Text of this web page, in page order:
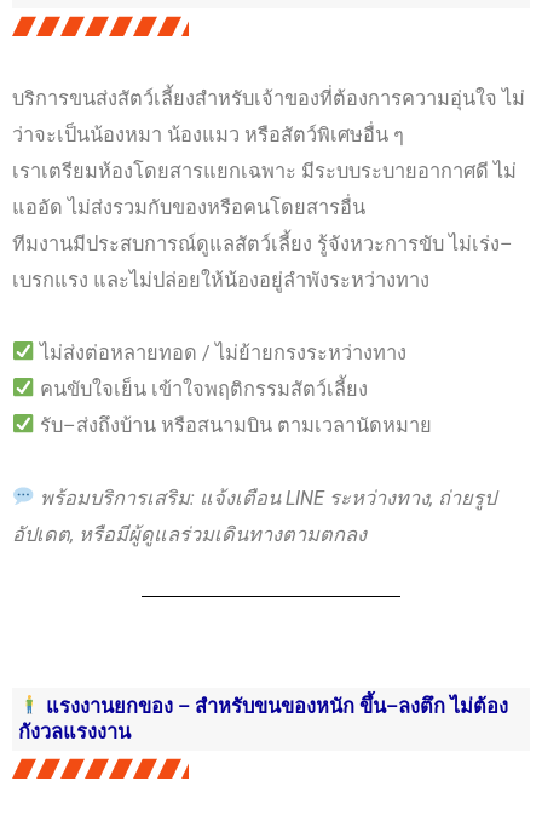
บริการขนส่งสัตว์เลี้ยงสำหรับเจ้าของที่ต้องการความอุ่นใจ ไม่
ว่าจะเป็นน้องหมา น้องแมว หรือสัตว์พิเศษอื่น ๆ
เราเตรียมห้องโดยสารแยกเฉพาะ มีระบบระบายอากาศดี ไม่
แออัด ไม่ส่งรวมกับของหรือคนโดยสารอื่น
ทีมงานมีประสบการณ์ดูแลสัตว์เลี้ยง รู้จังหวะการขับ ไม่เร่ง–
เบรกแรง และไม่ปล่อยให้น้องอยู่ลำพังระหว่างทาง
ไม่ส่งต่อหลายทอด / ไม่ย้ายกรงระหว่างทาง
คนขับใจเย็น เข้าใจพฤติกรรมสัตว์เลี้ยง
รับ–ส่งถึงบ้าน หรือสนามบิน ตามเวลานัดหมาย
พร้อมบริการเสริม: แจ้งเตือน LINE ระหว่างทาง, ถ่ายรูป
อัปเดต, หรือมีผู้ดูแลร่วมเดินทางตามตกลง
แรงงานยกของ – สำหรับขนของหนัก ขึ้น–ลงตึก ไม่ต้อง
กังวลแรงงาน